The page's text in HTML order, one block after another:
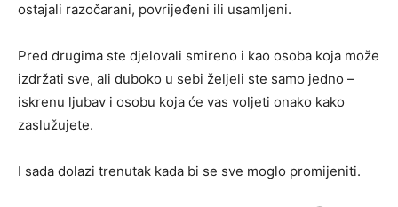
ostajali razočarani, povrijeđeni ili usamljeni.
Pred drugima ste djelovali smireno i kao osoba koja može
izdržati sve, ali duboko u sebi željeli ste samo jedno –
iskrenu ljubav i osobu koja će vas voljeti onako kako
zaslužujete.
I sada dolazi trenutak kada bi se sve moglo promijeniti.